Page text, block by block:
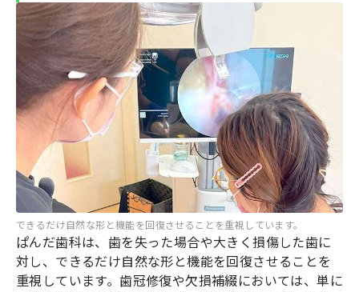
できるだけ自然な形と機能を回復させることを重視しています。
ぱんだ歯科は、歯を失った場合や大きく損傷した歯に
対し、できるだけ自然な形と機能を回復させることを
重視しています。歯冠修復や欠損補綴においては、単に